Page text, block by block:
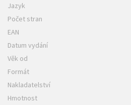
Jazyk
Počet stran
EAN
Datum vydání
Věk od
Formát
Nakladatelství
Hmotnost